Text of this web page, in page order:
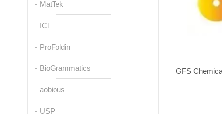
MatTek
ICl
ProFoldin
BioGrammatics
aobious
USP